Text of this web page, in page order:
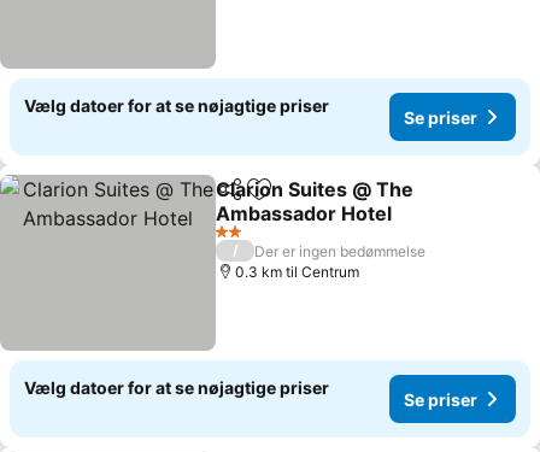
Vælg datoer for at se nøjagtige priser
Se priser
Del Føj til favoritter
Clarion Suites @ The
Ambassador Hotel
2 Stjerner
/
Der er ingen bedømmelse
0.3 km til Centrum
Vælg datoer for at se nøjagtige priser
Se priser